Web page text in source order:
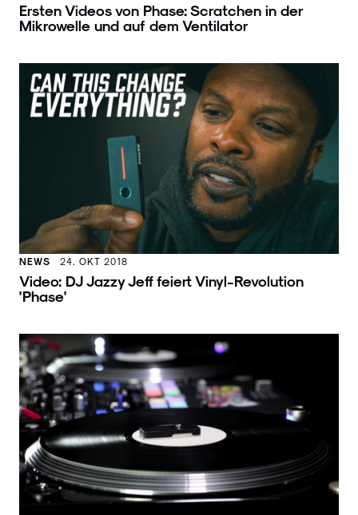
Ersten Videos von Phase: Scratchen in der
Mikrowelle und auf dem Ventilator
NEWS 24. OKT 2018
Video: DJ Jazzy Jeff feiert Vinyl-Revolution
'Phase'